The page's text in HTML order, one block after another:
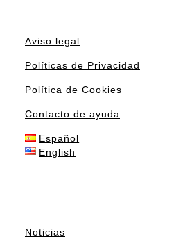
Aviso legal
Políticas de Privacidad
Política de Cookies
Contacto de ayuda
Español
English
Noticias